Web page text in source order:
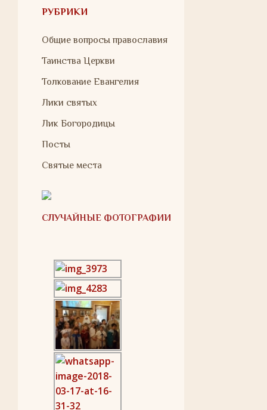
РУБРИКИ
Общие вопросы православия
Таинства Церкви
Толкование Евангелия
Лики святых
Лик Богородицы
Посты
Святые места
СЛУЧАЙНЫЕ ФОТОГРАФИИ